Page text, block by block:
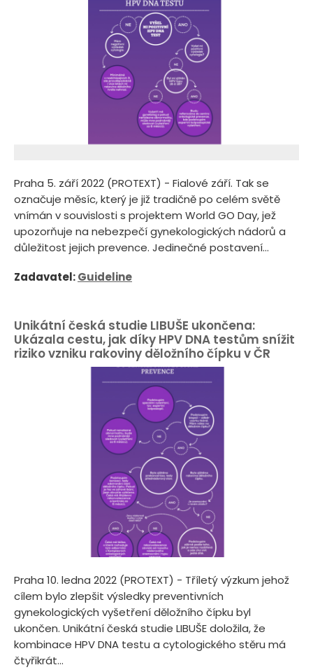
Praha 5. září 2022 (PROTEXT) - Fialové září. Tak se
označuje měsíc, který je již tradičně po celém světě
vnímán v souvislosti s projektem World GO Day, jež
upozorňuje na nebezpečí gynekologických nádorů a
důležitost jejich prevence. Jedinečné postavení...
Zadavatel:Guideline
Unikátní česká studie LIBUŠE ukončena:
Ukázala cestu, jak díky HPV DNA testům snížit
riziko vzniku rakoviny děložního čípku v ČR
Praha 10. ledna 2022 (PROTEXT) - Tříletý výzkum jehož
cílem bylo zlepšit výsledky preventivních
gynekologických vyšetření děložního čípku byl
ukončen. Unikátní česká studie LIBUŠE doložila, že
kombinace HPV DNA testu a cytologického stěru má
čtyřikrát...